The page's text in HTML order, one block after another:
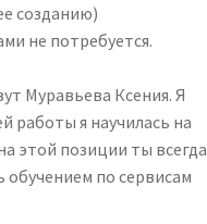
созданию)
не потребуется.
Муравьева Ксения. Я
работы я научилась на
этой позиции ты всегда
обучением по сервисам